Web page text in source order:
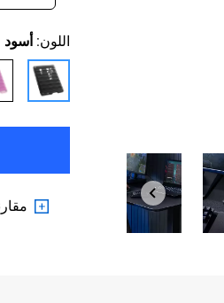
اللون: أسود